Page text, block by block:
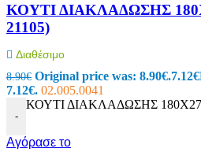
ΚΟΥΤΙ ΔΙΑΚΛΑΔΩΣΗΣ
21105)
Διαθέσιμο
8.90€ Original price was: 8.90€.7.12€
7.12€. 02.005.0041
-
ΚΟΥΤΙ ΔΙΑΚΛΑΔΩΣΗΣ
Αγόρασε το